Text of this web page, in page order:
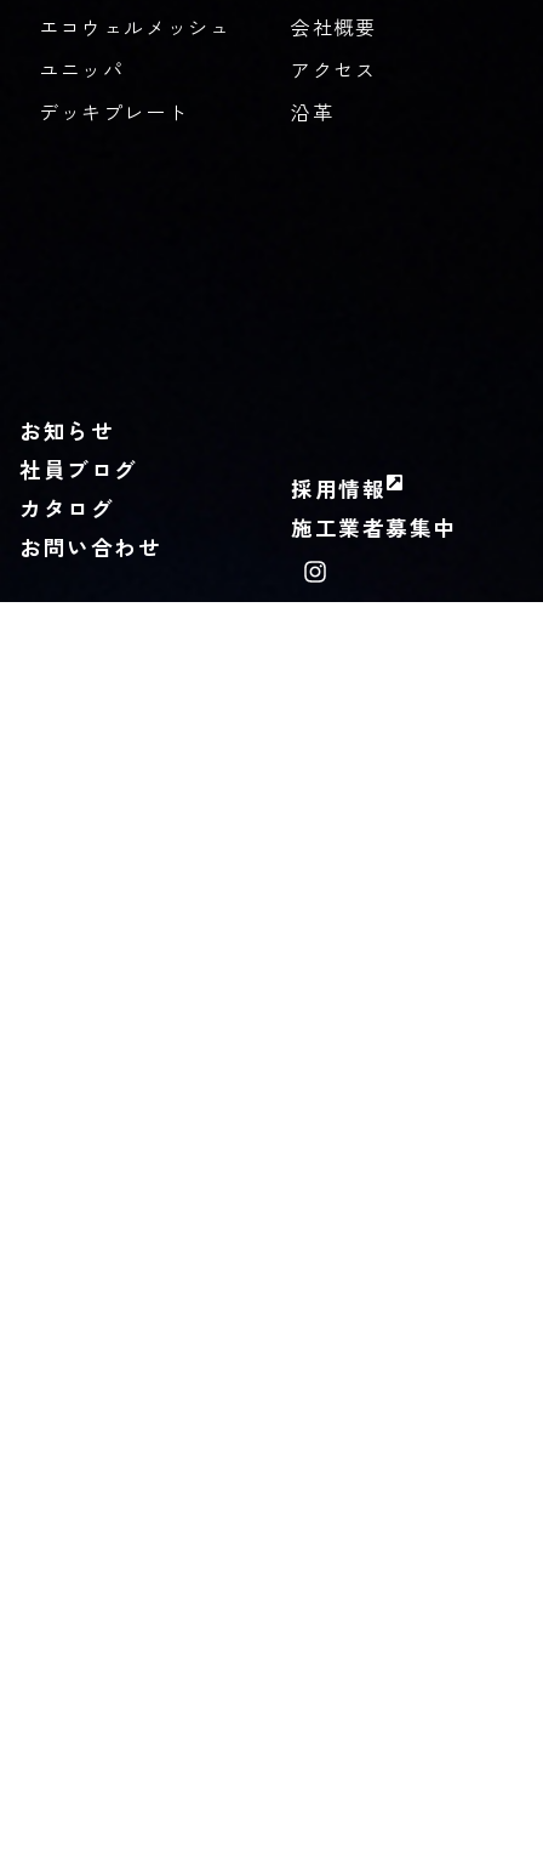
エコウェルメッシュ
ユニッパ
デッキプレート
会社概要
アクセス
沿革
お知らせ
社員ブログ
カタログ
お問い合わせ
採用情報
施工業者募集中